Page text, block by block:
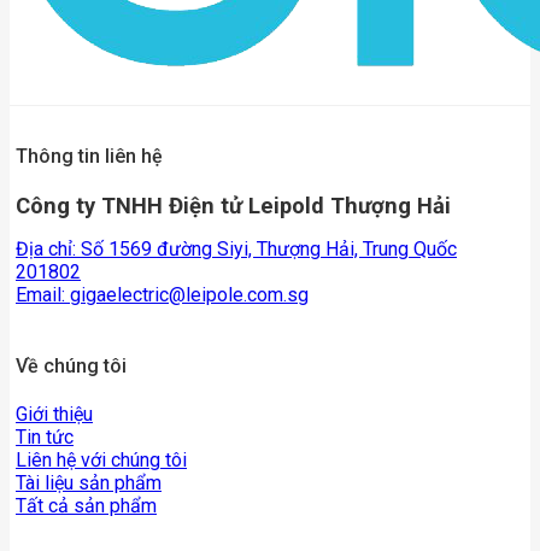
Thông tin liên hệ
Công ty TNHH Điện tử Leipold Thượng Hải
Địa chỉ: Số 1569 đường Siyi, Thượng Hải, Trung Quốc
201802
Email: gigaelectric@leipole.com.sg
Về chúng tôi
Giới thiệu
Tin tức
Liên hệ với chúng tôi
Tài liệu sản phẩm
Tất cả sản phẩm